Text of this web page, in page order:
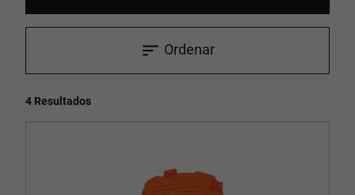
4 Resultados
Ordenar